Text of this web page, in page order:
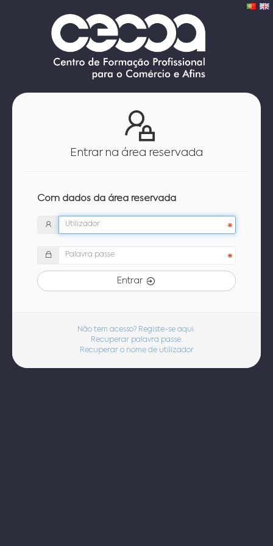
Entrar na área reservada
Com dados da área reservada
Entrar
Não tem acesso? Registe-se aqui.
Recuperar palavra passe.
Recuperar o nome de utilizador